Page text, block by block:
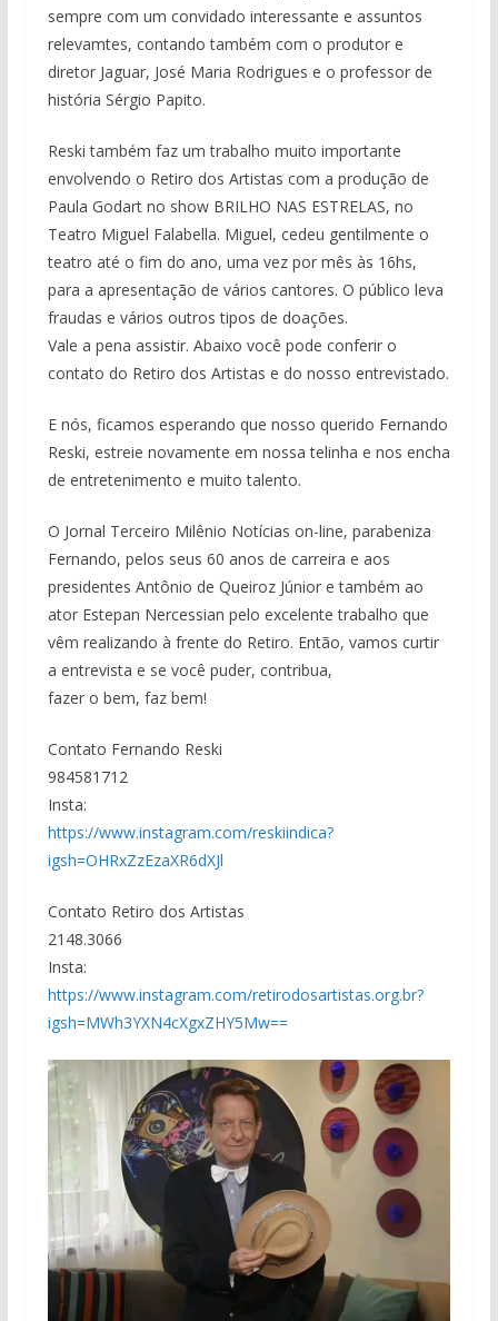
sempre com um convidado interessante e assuntos
relevamtes, contando também com o produtor e
diretor Jaguar, José Maria Rodrigues e o professor de
história Sérgio Papito.
Reski também faz um trabalho muito importante
envolvendo o Retiro dos Artistas com a produção de
Paula Godart no show BRILHO NAS ESTRELAS, no
Teatro Miguel Falabella. Miguel, cedeu gentilmente o
teatro até o fim do ano, uma vez por mês às 16hs,
para a apresentação de vários cantores. O público leva
fraudas e vários outros tipos de doações.
Vale a pena assistir. Abaixo você pode conferir o
contato do Retiro dos Artistas e do nosso entrevistado.
E nós, ficamos esperando que nosso querido Fernando
Reski, estreie novamente em nossa telinha e nos encha
de entretenimento e muito talento.
O Jornal Terceiro Milênio Notícias on-line, parabeniza
Fernando, pelos seus 60 anos de carreira e aos
presidentes Antônio de Queiroz Júnior e também ao
ator Estepan Nercessian pelo excelente trabalho que
vêm realizando à frente do Retiro. Então, vamos curtir
a entrevista e se você puder, contribua,
fazer o bem, faz bem!
Contato Fernando Reski
984581712
Insta:
https://www.instagram.com/reskiindica?
igsh=OHRxZzEzaXR6dXJl
Contato Retiro dos Artistas
2148.3066
Insta:
https://www.instagram.com/retirodosartistas.org.br?
igsh=MWh3YXN4cXgxZHY5Mw==